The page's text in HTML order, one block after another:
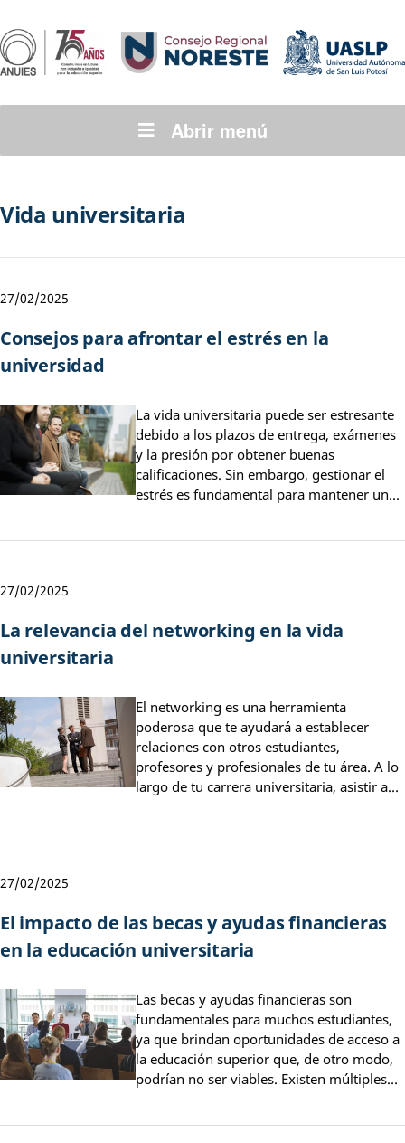
Abrir menú
Vida universitaria
27/02/2025
Consejos para afrontar el estrés en la
universidad
La vida universitaria puede ser estresante
debido a los plazos de entrega, exámenes
y la presión por obtener buenas
calificaciones. Sin embargo, gestionar el
estrés es fundamental para mantener un…
27/02/2025
La relevancia del networking en la vida
universitaria
El networking es una herramienta
poderosa que te ayudará a establecer
relaciones con otros estudiantes,
profesores y profesionales de tu área. A lo
largo de tu carrera universitaria, asistir a…
27/02/2025
El impacto de las becas y ayudas financieras
en la educación universitaria
Las becas y ayudas financieras son
fundamentales para muchos estudiantes,
ya que brindan oportunidades de acceso a
la educación superior que, de otro modo,
podrían no ser viables. Existen múltiples…